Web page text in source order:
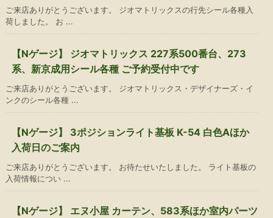
ご来店ありがとうございます。 ジオマトリックスの行先シール各種入
荷しました。 お ...
【Nゲージ】 ジオマトリックス 227系500番台、273
系、新京成用シール各種 ご予約受付中です
ご来店ありがとうございます。 ジオマトリックス・デザイナーズ・イ
ンクのシール各種 ...
【Nゲージ】 3ポジションライト基板 K-54 白色Aほか
入荷日のご案内
ご来店ありがとうございます。 お待たせいたしました。 ライト基板の
入荷情報につい ...
【Nゲージ】 エヌ小屋 カーテン、583系ほか室内パーツ